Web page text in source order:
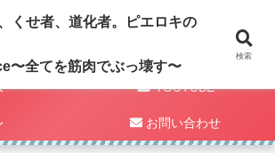
YOUTUBE
お問い合わせ
くせ者、道化者。ピエロキの
〜全てを筋肉でぶっ壊す〜
検索